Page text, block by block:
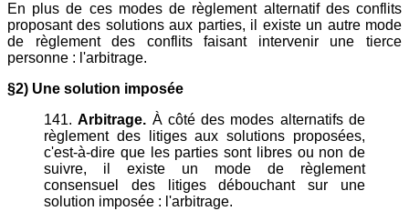
En plus de ces modes de règlement alternatif des conflits
proposant des solutions aux parties, il existe un autre mode
de règlement des conflits faisant intervenir une tierce
personne : l'arbitrage.
§2) Une solution imposée
141.Arbitrage. À côté des modes alternatifs de
règlement des litiges aux solutions proposées,
c'est-à-dire que les parties sont libres ou non de
suivre, il existe un mode de règlement
consensuel des litiges débouchant sur une
solution imposée : l'arbitrage.